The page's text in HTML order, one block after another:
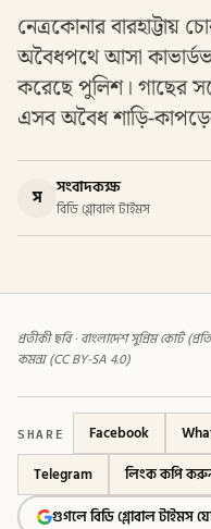
নেত্রকোনার বারহাট্টায়
অবৈধপথে আসা
করেছে পুলিশ। গাছের
এসব অবৈধ শাড়ি-
স সংবাদকক্ষ
বিডি গ্লোবাল টাইমস
প্রতীকী ছবি · বাংলাদেশ সুপ্রিম কোর্ট
কমন্স (CC BY-SA 4.0)
SHARE Facebook
Telegram
লিংক কপি
গুগলে বিডি গ্লোবাল টাইমস